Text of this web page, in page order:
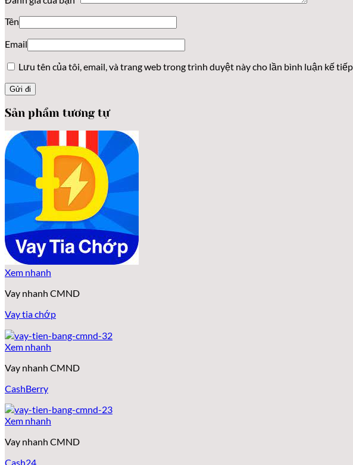
Tên
Email
Lưu tên của tôi, email, và trang web trong trình duyệt này cho lần bình luận kế
Sản phẩm tương tự
Xem nhanh
Vay nhanh CMND
Vay tia chớp
Xem nhanh
Vay nhanh CMND
CashBerry
Xem nhanh
Vay nhanh CMND
Cash24